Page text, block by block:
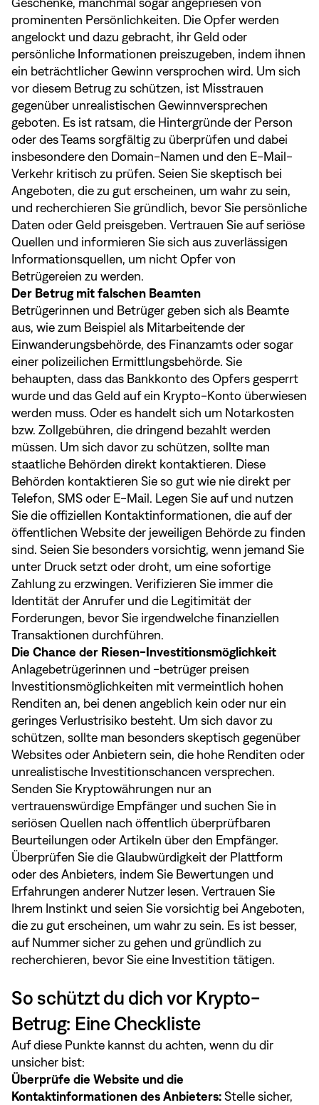
prominenten Persönlichkeiten. Die Opfer werden
angelockt und dazu gebracht, ihr Geld oder
persönliche Informationen preiszugeben, indem ihnen
ein beträchtlicher Gewinn versprochen wird. Um sich
vor diesem Betrug zu schützen, ist Misstrauen
gegenüber unrealistischen Gewinnversprechen
geboten. Es ist ratsam, die Hintergründe der Person
oder des Teams sorgfältig zu überprüfen und dabei
insbesondere den Domain-Namen und den E-Mail-
Verkehr kritisch zu prüfen. Seien Sie skeptisch bei
Angeboten, die zu gut erscheinen, um wahr zu sein,
und recherchieren Sie gründlich, bevor Sie persönliche
Daten oder Geld preisgeben. Vertrauen Sie auf seriöse
Quellen und informieren Sie sich aus zuverlässigen
Informationsquellen, um nicht Opfer von
Betrügereien zu werden.
Der Betrug mit falschen Beamten
Betrügerinnen und Betrüger geben sich als Beamte
aus, wie zum Beispiel als Mitarbeitende der
Einwanderungsbehörde, des Finanzamts oder sogar
einer polizeilichen Ermittlungsbehörde. Sie
behaupten, dass das Bankkonto des Opfers gesperrt
wurde und das Geld auf ein Krypto-Konto überwiesen
werden muss. Oder es handelt sich um Notarkosten
bzw. Zollgebühren, die dringend bezahlt werden
müssen. Um sich davor zu schützen, sollte man
staatliche Behörden direkt kontaktieren. Diese
Behörden kontaktieren Sie so gut wie nie direkt per
Telefon, SMS oder E-Mail. Legen Sie auf und nutzen
Sie die offiziellen Kontaktinformationen, die auf der
öffentlichen Website der jeweiligen Behörde zu finden
sind. Seien Sie besonders vorsichtig, wenn jemand Sie
unter Druck setzt oder droht, um eine sofortige
Zahlung zu erzwingen. Verifizieren Sie immer die
Identität der Anrufer und die Legitimität der
Forderungen, bevor Sie irgendwelche finanziellen
Transaktionen durchführen.
Die Chance der Riesen-Investitionsmöglichkeit
Anlagebetrügerinnen und -betrüger preisen
Investitionsmöglichkeiten mit vermeintlich hohen
Renditen an, bei denen angeblich kein oder nur ein
geringes Verlustrisiko besteht. Um sich davor zu
schützen, sollte man besonders skeptisch gegenüber
Websites oder Anbietern sein, die hohe Renditen oder
unrealistische Investitionschancen versprechen.
Senden Sie Kryptowährungen nur an
vertrauenswürdige Empfänger und suchen Sie in
seriösen Quellen nach öffentlich überprüfbaren
Beurteilungen oder Artikeln über den Empfänger.
Überprüfen Sie die Glaubwürdigkeit der Plattform
oder des Anbieters, indem Sie Bewertungen und
Erfahrungen anderer Nutzer lesen. Vertrauen Sie
Ihrem Instinkt und seien Sie vorsichtig bei Angeboten,
die zu gut erscheinen, um wahr zu sein. Es ist besser,
auf Nummer sicher zu gehen und gründlich zu
recherchieren, bevor Sie eine Investition tätigen.
So schützt du dich vor Krypto-
Betrug: Eine Checkliste
Auf diese Punkte kannst du achten, wenn du dir
unsicher bist:
Überprüfe die Website und die
Kontaktinformationen des Anbieters: Stelle sicher,